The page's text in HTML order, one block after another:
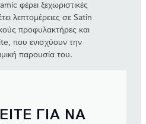
φέρει ξεχωριστικές
λεπτομέρειες σε Satin
προφυλακτήρες και
που ενισχύουν την
παρουσία του.
ΓΙΑ ΝΑ